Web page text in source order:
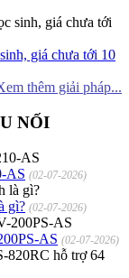
giá chưa tới 10
thêm giải pháp...
NỐI
AS (02-07-2026)
gì? (02-07-2026)
AS (02-07-2026)